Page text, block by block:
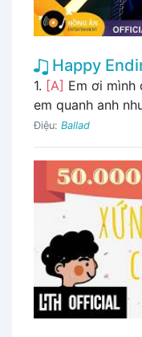
Happy
1. [A] Em ơi mình
em quanh anh
Điệu: Ballad